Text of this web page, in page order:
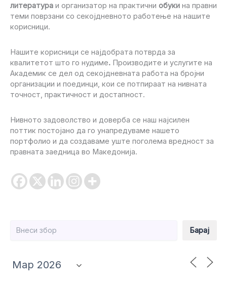
литература и организатор на практични обуки на правни
теми поврзани со секојдневното работење на нашите
корисници.
Нашите корисници се најдобрата потврда за
квалитетот што го нудиме. Производите и услугите на
Академик се дел од секојдневната работа на бројни
организации и поединци, кои се потпираат на нивната
точност, практичност и достапност.
Нивното задоволство и доверба се наш најсилен
поттик постојано да го унапредуваме нашето
портфолио и да создаваме уште поголема вредност за
правната заедница во Македонија.
Барај